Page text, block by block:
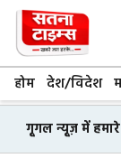
Skip
content
होम देश/विदेश
गूगल न्यूज़ में